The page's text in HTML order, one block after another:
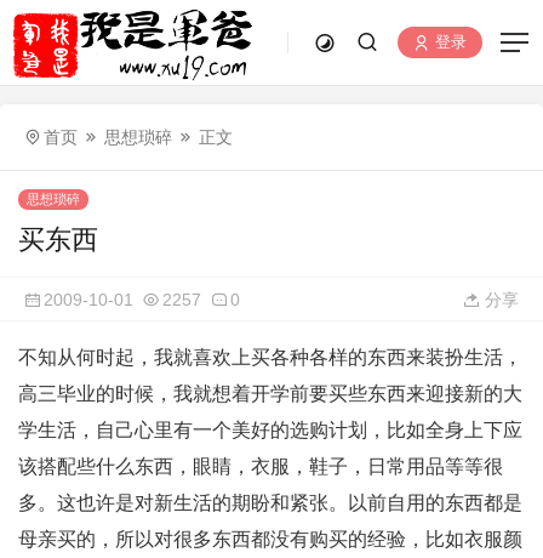
登录
首页 思想琐碎 正文
思想琐碎
买东西
2009-10-01 2257 0 分享
不知从何时起，我就喜欢上买各种各样的东西来装扮生活，
高三毕业的时候，我就想着开学前要买些东西来迎接新的大
学生活，自己心里有一个美好的选购计划，比如全身上下应
该搭配些什么东西，眼睛，衣服，鞋子，日常用品等等很
多。这也许是对新生活的期盼和紧张。以前自用的东西都是
母亲买的，所以对很多东西都没有购买的经验，比如衣服颜